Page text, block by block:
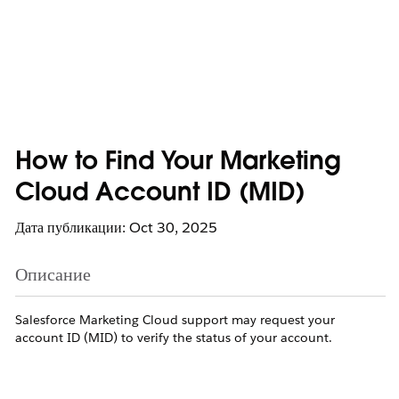
How to Find Your Marketing
Cloud Account ID (MID)
Дата публикации: Oct 30, 2025
Описание
Salesforce Marketing Cloud support may request your
account ID (MID) to verify the status of your account.